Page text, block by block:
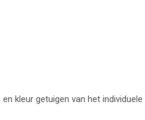
kleur getuigen van het individuele